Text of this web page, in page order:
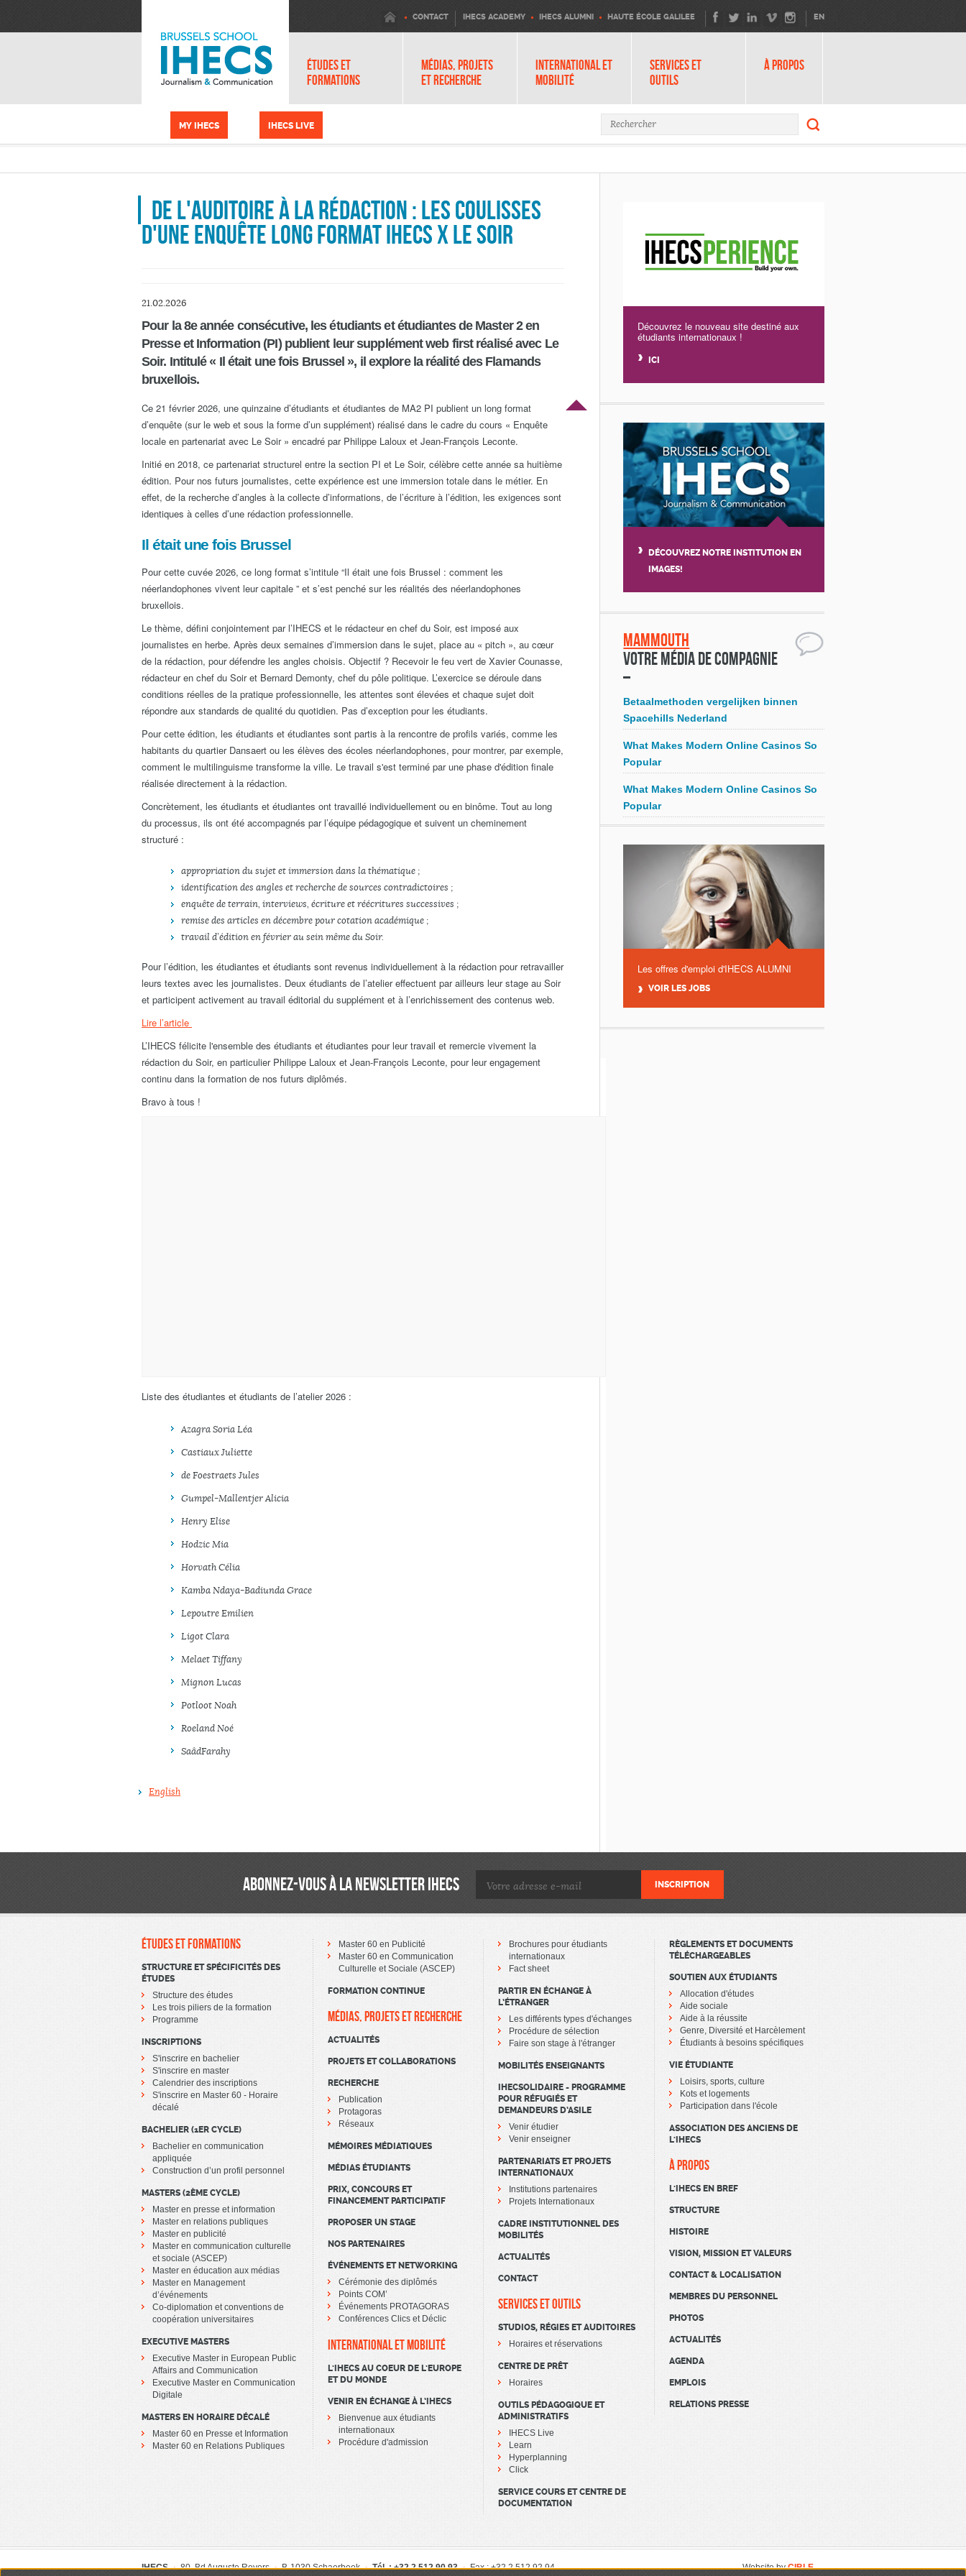
CONTACT IHECS ACADEMY IHECS ALUMNI HAUTE ÉCOLE GALILEE EN
ÉTUDES ET
FORMATIONS
MÉDIAS, PROJETS
ET RECHERCHE
INTERNATIONAL ET
MOBILITÉ
SERVICES ET
OUTILS
À PROPOS
MY IHECS IHECS LIVE Formulaire de recherche Rechercher
De l'auditoire à la rédaction : les coulisses
d'une enquête long format IHECS x Le Soir
21.02.2026
Pour la 8e année consécutive, les étudiants et étudiantes de Master 2 en
Presse et Information (PI) publient leur supplément web first réalisé avec Le
Soir. Intitulé « Il était une fois Brussel », il explore la réalité des Flamands
bruxellois.
Ce 21 février 2026, une quinzaine d’étudiants et étudiantes de MA2 PI publient un long format
d’enquête (sur le web et sous la forme d’un supplément) réalisé dans le cadre du cours « Enquête
locale en partenariat avec Le Soir » encadré par Philippe Laloux et Jean-François Leconte.
Initié en 2018, ce partenariat structurel entre la section PI et Le Soir, célèbre cette année sa huitième
édition. Pour nos futurs journalistes, cette expérience est une immersion totale dans le métier. En
effet, de la recherche d’angles à la collecte d’informations, de l’écriture à l’édition, les exigences sont
identiques à celles d’une rédaction professionnelle.
Il était une fois Brussel
Pour cette cuvée 2026, ce long format s’intitule “Il était une fois Brussel : comment les
néerlandophones vivent leur capitale ” et s’est penché sur les réalités des néerlandophones
bruxellois.
Le thème, défini conjointement par l’IHECS et le rédacteur en chef du Soir, est imposé aux
journalistes en herbe. Après deux semaines d’immersion dans le sujet, place au « pitch », au cœur
de la rédaction, pour défendre les angles choisis. Objectif ? Recevoir le feu vert de Xavier Counasse,
rédacteur en chef du Soir et Bernard Demonty, chef du pôle politique. L’exercice se déroule dans
conditions réelles de la pratique professionnelle, les attentes sont élevées et chaque sujet doit
répondre aux standards de qualité du quotidien. Pas d’exception pour les étudiants.
Pour cette édition, les étudiants et étudiantes sont partis à la rencontre de profils variés, comme les
habitants du quartier Dansaert ou les élèves des écoles néerlandophones, pour montrer, par exemple,
comment le multilinguisme transforme la ville. Le travail s'est terminé par une phase d'édition finale
réalisée directement à la rédaction.
Concrètement, les étudiants et étudiantes ont travaillé individuellement ou en binôme. Tout au long
du processus, ils ont été accompagnés par l’équipe pédagogique et suivent un cheminement
structuré :
appropriation du sujet et immersion dans la thématique ;
identification des angles et recherche de sources contradictoires ;
enquête de terrain, interviews, écriture et réécritures successives ;
remise des articles en décembre pour cotation académique ;
travail d’édition en février au sein même du Soir.
Pour l’édition, les étudiantes et étudiants sont revenus individuellement à la rédaction pour retravailler
leurs textes avec les journalistes. Deux étudiants de l’atelier effectuent par ailleurs leur stage au Soir
et participent activement au travail éditorial du supplément et à l’enrichissement des contenus web.
Lire l’article
L’IHECS félicite l'ensemble des étudiants et étudiantes pour leur travail et remercie vivement la
rédaction du Soir, en particulier Philippe Laloux et Jean-François Leconte, pour leur engagement
continu dans la formation de nos futurs diplômés.
Bravo à tous !
Liste des étudiantes et étudiants de l’atelier 2026 :
Azagra Soria Léa
Castiaux Juliette
de Foestraets Jules
Gumpel-Mallentjer Alicia
Henry Elise
Hodzic Mia
Horvath Célia
Kamba Ndaya-Badiunda Grace
Lepoutre Emilien
Ligot Clara
Melaet Tiffany
Mignon Lucas
Potloot Noah
Roeland Noé
Saâd Farahy
English
Découvrez le nouveau site destiné aux
étudiants internationaux !
ICI
DÉCOUVREZ NOTRE INSTITUTION EN
IMAGES!
Mammouth
Votre média de compagnie
Betaalmethoden vergelijken binnen
Spacehills Nederland
What Makes Modern Online Casinos So
Popular
What Makes Modern Online Casinos So
Popular
Les offres d'emploi d'IHECS ALUMNI
VOIR LES JOBS
ABONNEZ-VOUS À LA NEWSLETTER IHECS
ÉTUDES ET FORMATIONS
STRUCTURE ET SPÉCIFICITÉS DES
ÉTUDES
Structure des études
Les trois piliers de la formation
Programme
INSCRIPTIONS
S'inscrire en bachelier
S'inscrire en master
Calendrier des inscriptions
S'inscrire en Master 60 - Horaire
décalé
BACHELIER (1ER CYCLE)
Bachelier en communication
appliquée
Construction d’un profil personnel
MASTERS (2ÈME CYCLE)
Master en presse et information
Master en relations publiques
Master en publicité
Master en communication culturelle
et sociale (ASCEP)
Master en éducation aux médias
Master en Management
d’événements
Co-diplomation et conventions de
coopération universitaires
EXECUTIVE MASTERS
Executive Master in European Public
Affairs and Communication
Executive Master en Communication
Digitale
MASTERS EN HORAIRE DÉCALÉ
Master 60 en Presse et Information
Master 60 en Relations Publiques
Master 60 en Publicité
Master 60 en Communication
Culturelle et Sociale (ASCEP)
FORMATION CONTINUE
MÉDIAS, PROJETS ET RECHERCHE
ACTUALITÉS
PROJETS ET COLLABORATIONS
RECHERCHE
Publication
Protagoras
Réseaux
MÉMOIRES MÉDIATIQUES
MÉDIAS ÉTUDIANTS
PRIX, CONCOURS ET
FINANCEMENT PARTICIPATIF
PROPOSER UN STAGE
NOS PARTENAIRES
ÉVÉNEMENTS ET NETWORKING
Cérémonie des diplômés
Points COM’
Événements PROTAGORAS
Conférences Clics et Déclic
INTERNATIONAL ET MOBILITÉ
L'IHECS AU COEUR DE L'EUROPE
ET DU MONDE
VENIR EN ÉCHANGE À L’IHECS
Bienvenue aux étudiants
internationaux
Procédure d'admission
Brochures pour étudiants
internationaux
Fact sheet
PARTIR EN ÉCHANGE À
L’ÉTRANGER
Les différents types d'échanges
Procédure de sélection
Faire son stage à l'étranger
MOBILITÉS ENSEIGNANTS
IHECSOLIDAIRE - PROGRAMME
POUR RÉFUGIÉS ET
DEMANDEURS D’ASILE
Venir étudier
Venir enseigner
PARTENARIATS ET PROJETS
INTERNATIONAUX
Institutions partenaires
Projets Internationaux
CADRE INSTITUTIONNEL DES
MOBILITÉS
ACTUALITÉS
CONTACT
SERVICES ET OUTILS
STUDIOS, RÉGIES ET AUDITOIRES
Horaires et réservations
CENTRE DE PRÊT
Horaires
OUTILS PÉDAGOGIQUE ET
ADMINISTRATIFS
IHECS Live
Learn
Hyperplanning
Click
SERVICE COURS ET CENTRE DE
DOCUMENTATION
RÈGLEMENTS ET DOCUMENTS
TÉLÉCHARGEABLES
SOUTIEN AUX ÉTUDIANTS
Allocation d'études
Aide sociale
Aide à la réussite
Genre, Diversité et Harcèlement
Étudiants à besoins spécifiques
VIE ÉTUDIANTE
Loisirs, sports, culture
Kots et logements
Participation dans l'école
ASSOCIATION DES ANCIENS DE
L'IHECS
À PROPOS
L'IHECS EN BREF
STRUCTURE
HISTOIRE
VISION, MISSION ET VALEURS
CONTACT & LOCALISATION
MEMBRES DU PERSONNEL
PHOTOS
ACTUALITÉS
AGENDA
EMPLOIS
RELATIONS PRESSE
IHECS 80, Bd Auguste Reyers B-1030 Schaerbeek Tél. : +32 2 512 90 93 Fax : +32 2 512 92 94 Website byCIBLE